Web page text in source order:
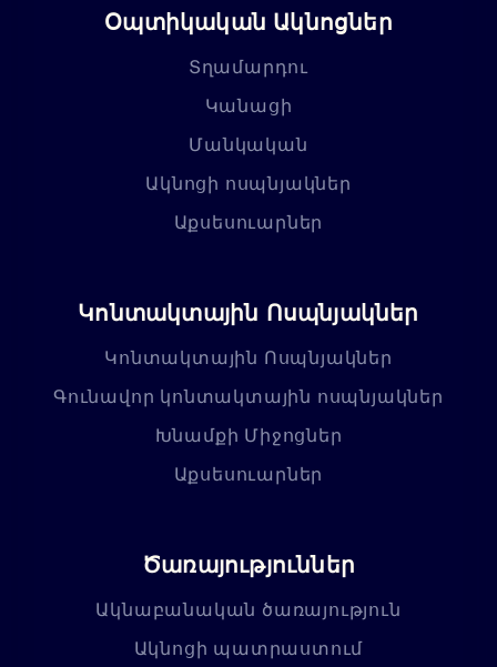
Օպտիկական Ակնոցներ
Տղամարդու
Կանացի
Մանկական
Ակնոցի ոսպնյակներ
Աքսեսուարներ
Կոնտակտային Ոսպնյակներ
Կոնտակտային Ոսպնյակներ
Գունավոր կոնտակտային ոսպնյակներ
Խնամքի Միջոցներ
Աքսեսուարներ
Ծառայություններ
Ակնաբանական ծառայություն
Ակնոցի պատրաստում